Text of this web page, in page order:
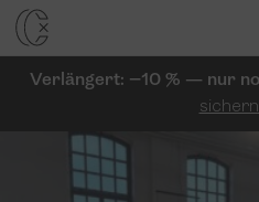
Verlängert: −10 % — nur